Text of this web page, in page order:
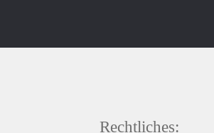
Rechtliches: